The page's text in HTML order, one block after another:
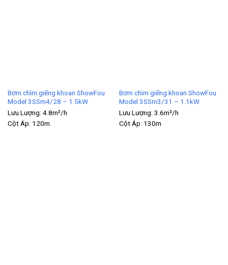
Bơm chìm giếng khoan ShowFou
Model 3SSm4/28 – 1.5kW
Lưu Lượng: 4.8m³/h
Cột Áp: 120m
Bơm chìm giếng khoan ShowFou
Model 3SSm3/31 – 1.1kW
Lưu Lượng: 3.6m³/h
Cột Áp: 130m